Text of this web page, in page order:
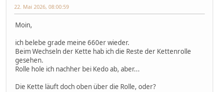
22. Mai 2026, 08:00:59
Moin,
ich belebe grade meine 660er wieder.
Beim Wechseln der Kette hab ich die Reste der Kettenrolle
gesehen.
Rolle hole ich nachher bei Kedo ab, aber...
Die Kette läuft doch oben über die Rolle, oder?